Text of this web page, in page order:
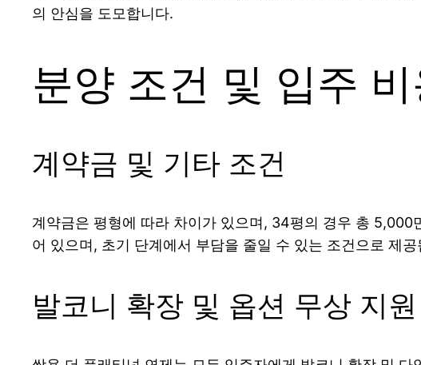
의 안심을 도모합니다.
분양 조건 및 입주 비
계약금 및 기타 조건
계약금은 평형에 따라 차이가 있으며, 34평의 경우 총
어 있으며, 초기 단계에서 부담을 줄일 수 있는 조건으로 제공
발코니 확장 및 옵션 무상 지원